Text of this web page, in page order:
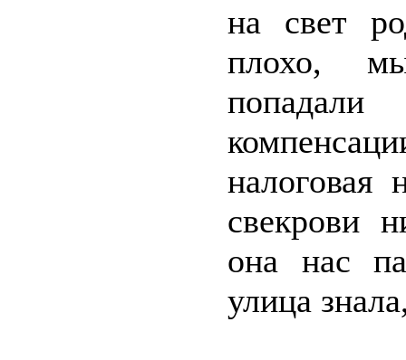
на свет
плохо,
свекрови
она нас
улица